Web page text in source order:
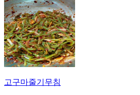
고구마줄기무침